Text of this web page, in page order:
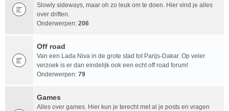
Slowly sideways, maar oh zo leuk om te doen. Hier vind je alles
over driften.
Onderwerpen: 206
Off road
Van een Lada Niva in de grote stad tot Parijs-Dakar. Op veler
verzoek is er dan eindelijk ook een echt off road forum!
Onderwerpen: 79
Games
Alles over games. Hier kun je terecht met al je posts en vragen